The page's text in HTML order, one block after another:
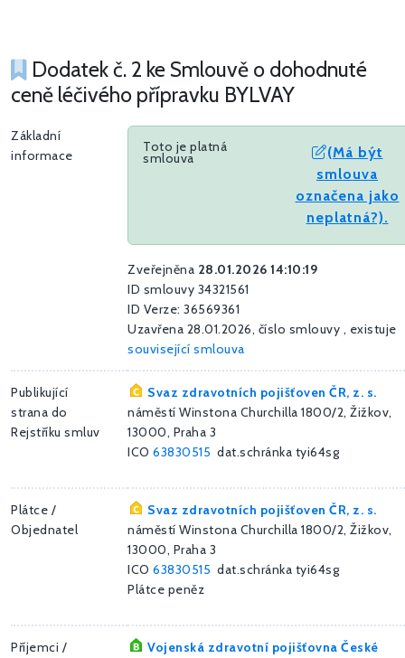
Dodatek č. 2 ke Smlouvě o dohodnuté
ceně léčivého přípravku BYLVAY
Základní
informace
Toto je platná
smlouva
(Má být
smlouva
označena jako
neplatná?).
Zveřejněna 28.01.2026 14:10:19
ID smlouvy 34321561
ID Verze: 36569361
Uzavřena 28.01.2026, číslo smlouvy , existuje
související smlouva
Publikující
strana do
Rejstříku smluv
Svaz zdravotních pojišťoven ČR, z. s.
náměstí Winstona Churchilla 1800/2, Žižkov,
13000, Praha 3
ICO 63830515 dat.schránka tyi64sg
Plátce /
Objednatel
Svaz zdravotních pojišťoven ČR, z. s.
náměstí Winstona Churchilla 1800/2, Žižkov,
13000, Praha 3
ICO 63830515 dat.schránka tyi64sg
Plátce peněz
Příjemci /
Vojenská zdravotní pojišťovna České